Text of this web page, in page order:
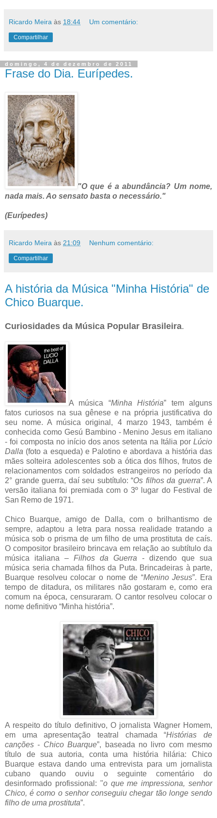
Ricardo Meira às 18:44 Um comentário:
Compartilhar
domingo, 4 de dezembro de 2011
Frase do Dia. Eurípedes.
"O que é a abundância? Um nome,
nada mais. Ao sensato basta o necessário."
(Eurípedes)
Ricardo Meira às 21:09 Nenhum comentário:
Compartilhar
A história da Música "Minha História" de
Chico Buarque.
Curiosidades da Música Popular Brasileira.
A música “Minha História” tem alguns
fatos curiosos na sua gênese e na própria justificativa do
seu nome. A música original, 4 marzo 1943, também é
conhecida como Gesú Bambino - Menino Jesus em italiano
- foi composta no início dos anos setenta na Itália por Lúcio
Dalla (foto a esqueda) e Palotino e abordava a história das
mães solteira adolescentes sob a ótica dos filhos, frutos de
relacionamentos com soldados estrangeiros no período da
2° grande guerra, daí seu subtítulo: “Os filhos da guerra”. A
versão italiana foi premiada com o 3º lugar do Festival de
San Remo de 1971.
Chico Buarque, amigo de Dalla, com o brilhantismo de
sempre, adaptou a letra para nossa realidade tratando a
música sob o prisma de um filho de uma prostituta de caís.
O compositor brasileiro brincava em relação ao subtítulo da
música italiana – Filhos da Guerra - dizendo que sua
música seria chamada filhos da Puta. Brincadeiras à parte,
Buarque resolveu colocar o nome de “Menino Jesus”. Era
tempo de ditadura, os militares não gostaram e, como era
comum na época, censuraram. O cantor resolveu colocar o
nome definitivo “Minha história”.
A respeito do título definitivo, O jornalista Wagner Homem,
em uma apresentação teatral chamada “Histórias de
canções - Chico Buarque”, baseada no livro com mesmo
título de sua autoria, conta uma história hilária: Chico
Buarque estava dando uma entrevista para um jornalista
cubano quando ouviu o seguinte comentário do
desinformado profissional: "o que me impressiona, senhor
Chico, é como o senhor conseguiu chegar tão longe sendo
filho de uma prostituta”.